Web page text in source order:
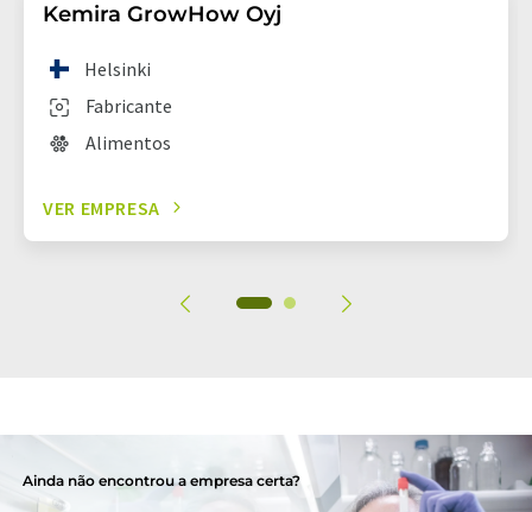
Kemira GrowHow Oyj
Fabricante
Helsinki
Alimentos
VER EMPRESA
Ainda não encontrou a empresa certa?